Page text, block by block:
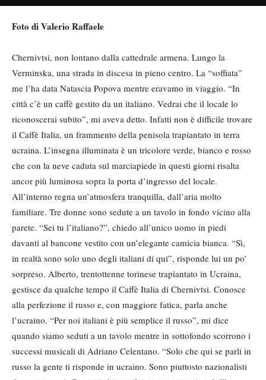
Foto di Valerio Raffaele
Chernivtsi, non lontano dalla cattedrale armena. Lungo la
Verminska, una strada in discesa in pieno centro. La “soffiata”
me l’ha data Natascia Popova mentre eravamo in viaggio. “In
città c’è un caffè gestito da un italiano. Vedrai che il locale lo
riconoscerai subito”, mi aveva detto. Infatti non è difficile trovare
il Caffè Italia, un frammento della penisola trapiantato in terra
ucraina. L’insegna illuminata è un tricolore verde, bianco e rosso
che con la neve caduta sul marciapiede in questi giorni risalta
ancor più luminosa sopra la porta d’ingresso del locale.
All’interno regna un’atmosfera tranquilla, dall’aria molto
familiare. Tre donne sono sedute a un tavolo in fondo vicino alla
parete. “Sei tu l’italiano?”, chiedo all’unico uomo in piedi
davanti al bancone vestito con un’elegante camicia bianca. “Sì,
in realtà sono solo uno degli italiani di qui”, risponde lui un po’
sorpreso. Alberto, trentottenne torinese trapiantato in Ucraina,
gestisce da qualche tempo il Caffè Italia di Chernivtsi. Conosce
alla perfezione il russo e, con maggiore fatica, parla anche
l’ucraino. “Per noi italiani è più semplice il russo”, mi dice
quando siamo seduti a un tavolo mentre in sottofondo scorrono i
successi musicali di Adriano Celentano. “Solo che qui se parli in
russo la gente ti risponde in ucraino. Sono piuttosto nazionalisti